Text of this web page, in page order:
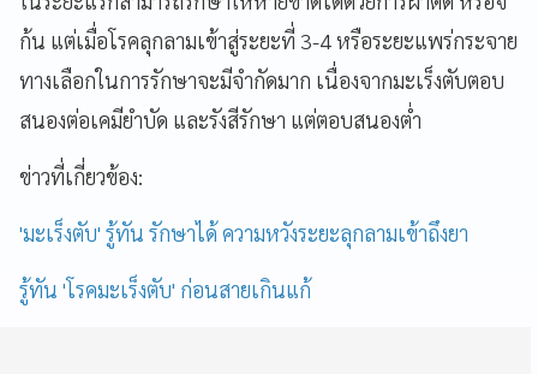
ก้น แต่เมื่อโรคลุกลามเข้าสู่ระยะที่ 3-4 หรือระยะแพร่กระจาย
ทางเลือกในการรักษาจะมีจำกัดมาก เนื่องจากมะเร็งตับตอบ
สนองต่อเคมียำบัด และรังสีรักษา แต่ตอบสนองต่ำ
ข่าวที่เกี่ยวข้อง:
'มะเร็งตับ' รู้ทัน รักษาได้ ความหวังระยะลุกลามเข้าถึงยา
รู้ทัน 'โรคมะเร็งตับ' ก่อนสายเกินแก้